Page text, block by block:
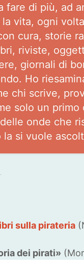
fare di più, ad
vita, ogni
cura, storie
riviste,
giornali di
Ho
chi scrive,
solo un
onde che
si vuole
sulla pirateria
dei pirati»